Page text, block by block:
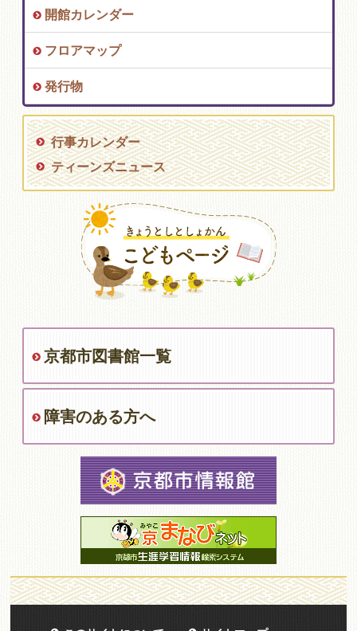
開館カレンダー
フロアマップ
発行物
行事カレンダー
ティーンズニュース
京都市図書館一覧
障害のある方へ